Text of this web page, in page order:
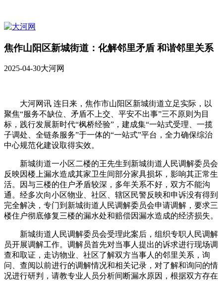
焦作山阳区新城街道：化解邻里矛盾 和谐邻里关系
2025-04-30大河网
大河网讯 连日来，焦作市山阳区新城街道立足实际，以
聚焦“服务不缺位、矛盾不上交、平安不出事”三不原则为目
标，践行发展新时代“枫桥经验”，建成集“一站式受理、一揽
子调处、全链条服务”于一体的“一站式”平台，全力确保综治
中心规范化建设取得实效。
新城街道一小区二楼的王先生到新城街道人民调解委员会
反映因楼上漏水造成其家卫生间部分家具损坏，影响其正常生
活。因与三楼的住户矛盾较深，多年关系不好，双方不能沟
通。经多次向小区物业、社区、辖区民警反映和申诉没有得到
完全解决，专门到新城街道人民调解委员会申请调解，要求三
楼住户彻底修复三楼的漏水处和赔偿因漏水造成的经济损失。
新城街道人民调解委员会受理此案后，组织专职人民调解
员开展调解工作。调解员首先对当事人提出的诉求进行现场调
查和取证，走访物业、社区了解双方当事人的邻里关系，询
问、查阅以前进行的调解情况和相关记录，对了解和询问的情
况进行研判，请教专业人员分析间断漏水原因，根据双方存在